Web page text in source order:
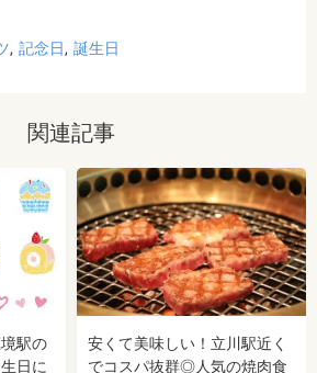
記念日 誕生日
関連記事
駅の
日に
安くて美味しい！立川駅近く
でコスパ抜群◎人気の焼肉食